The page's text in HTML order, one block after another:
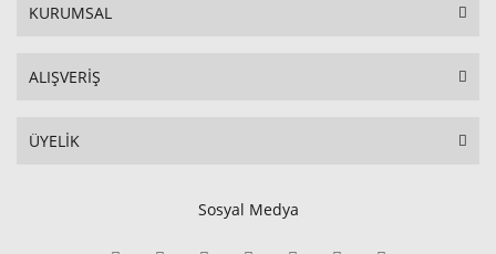
KURUMSAL
ALIŞVERİŞ
ÜYELİK
Sosyal Medya